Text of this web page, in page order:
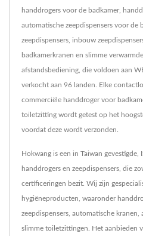
handdrogers voor de badkamer,
automatische zeepdispensers voor de
zeepdispensers, inbouw
badkamerkranen en slimme
afstandsbediening, die voldoen aan
verkocht aan 96 landen. Elke
commerciële handdroger voor
toiletzitting wordt getest op het
voordat deze wordt verzonden.
Hokwang is een in Taiwan
handdrogers en zeepdispensers, die
certificeringen bezit. Wij zijn
hygiëneproducten, waaronder
zeepdispensers, automatische
slimme toiletzittingen. Het aanbieden